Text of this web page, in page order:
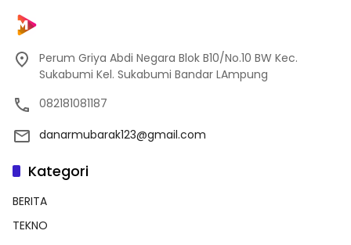
Perum Griya Abdi Negara Blok B10/No.10 BW Kec.
Sukabumi Kel. Sukabumi Bandar LAmpung
082181081187
danarmubarak123@gmail.com
Kategori
BERITA
TEKNO